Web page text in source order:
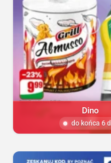
Dino
do końca 6